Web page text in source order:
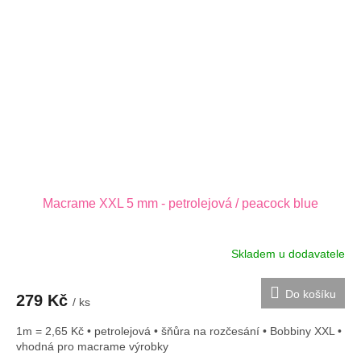
Macrame XXL 5 mm - petrolejová / peacock blue
Skladem u dodavatele
279 Kč / ks
Do košíku
1m = 2,65 Kč • petrolejová • šňůra na rozčesání • Bobbiny XXL •
vhodná pro macrame výrobky